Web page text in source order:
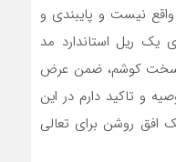
نیست و پایبندی و
ریل استاندارد مد
سخت کوشم، ضمن عرض
و تاکید دارم در این
افق روشن برای تعالی